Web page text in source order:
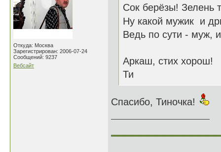
Откуда: Москва
Зарегистрирован: 2006-07-24
Сообщений: 9237
Вебсайт
Сок берёзы! Зелень
Ну какой мужик и
Ведь по сути - муж,
Аркаш, стих хорош!
Ти
Спасибо, Тиночка!